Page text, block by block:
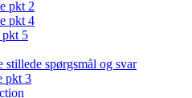
pkt 2
pkt 4
5
spørgsmål og svar
pkt 3